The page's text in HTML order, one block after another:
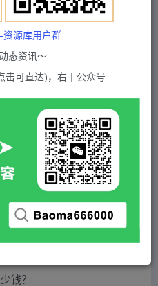
5 积分
超级会员(永久VIP) 免费
站长QQ：1970819299
钱？
资源库用户群
态资讯～
击可直达)，右丨公众号